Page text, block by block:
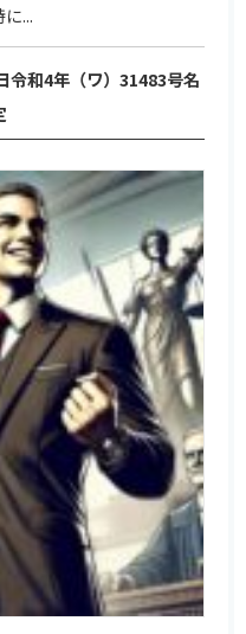
...
令和4年（ワ）31483号名